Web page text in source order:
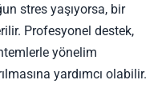
stres yaşıyorsa, bir
Profesyonel destek,
yönelim
yardımcı olabilir.